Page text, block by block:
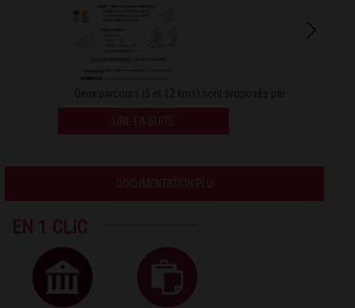
Deux parcours (5 et 12 kms) sont proposés par . . .
LIRE LA SUITE
DOCUMENTATION PLU
EN 1 CLIC